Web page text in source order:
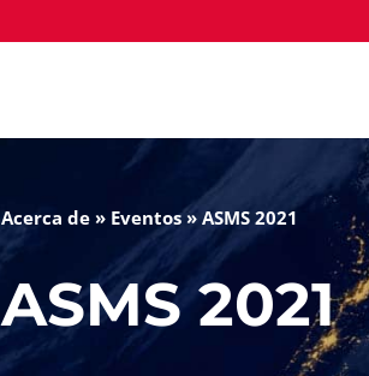
Acerca de » Eventos»ASMS 2021
ASMS 2021